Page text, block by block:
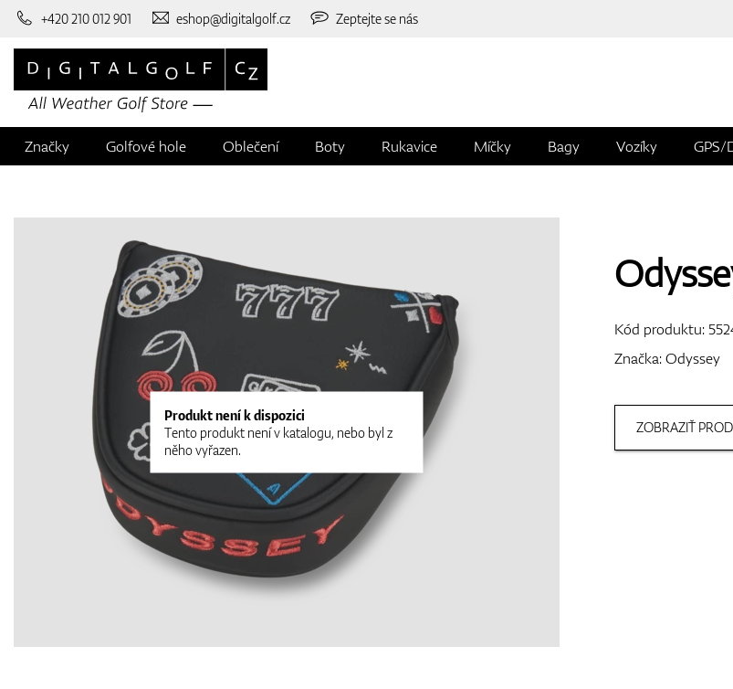
+420 210 012 901 eshop@digitalgolf.cz Zeptejte se nás
Značky Golfové hole Oblečení Boty Rukavice Míčky Bagy Vozíky GPS/
Produkt není k dispozici
Tento produkt není v katalogu, nebo byl z
něho vyřazen.
Kód produktu:
Značka:Odyssey
ZOBRAZIŤ